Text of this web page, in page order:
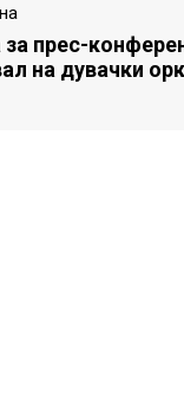
прес-
на дувачки